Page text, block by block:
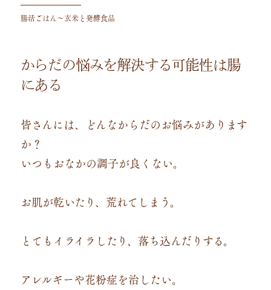
腸活ごはん～玄米と発酵食品
からだの悩みを解決する可能性は腸
にある
皆さんには、どんなからだのお悩みがあります
か？
いつもおなかの調子が良くない。
お肌が乾いたり、荒れてしまう。
とてもイライラしたり、落ち込んだりする。
アレルギーや花粉症を治したい。